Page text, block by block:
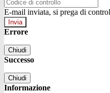
E-mail inviata, si prega di
Errore
Chiudi
Successo
Chiudi
Informazione